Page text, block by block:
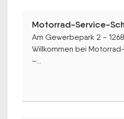
Motorrad-Service-
Am Gewerbepark 2 -
Willkommen bei
–...